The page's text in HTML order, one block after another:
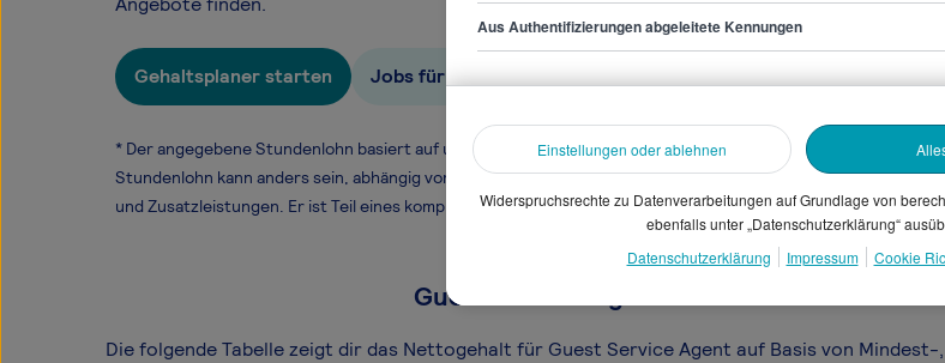
Gehaltsplaner starten Jobs für Guest Service Agent
* Der angegebene Stundenlohn basiert auf unseren gesammelten Daten. Dein
Stundenlohn kann anders sein, abhängig von Überstunden, Branche, Selbstständigkeit
und Zusatzleistungen. Er ist Teil eines komplexen Vergütungssystems.
Guest Service Agent Gehalt netto - was
Die folgende Tabelle zeigt dir das Netto­gehalt für Guest Service Agent auf Basis von
Aus Authentifizierungen abgeleitete Kennungen
Einstellungen oder ablehnen
Widerspruchsrechte zu Datenverarbeitungen auf Grundlage von
ebenfalls unter „Datenschutzerklärung“
Datenschutzerklärung
Impressum Cookie